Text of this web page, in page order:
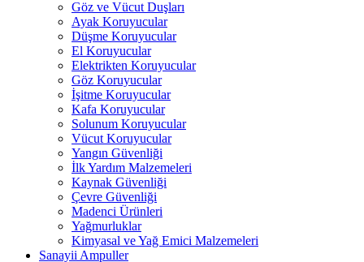
Göz ve Vücut Duşları
Ayak Koruyucular
Düşme Koruyucular
El Koruyucular
Elektrikten Koruyucular
Göz Koruyucular
İşitme Koruyucular
Kafa Koruyucular
Solunum Koruyucular
Vücut Koruyucular
Yangın Güvenliği
İlk Yardım Malzemeleri
Kaynak Güvenliği
Çevre Güvenliği
Madenci Ürünleri
Yağmurluklar
Kimyasal ve Yağ Emici Malzemeleri
Sanayii Ampuller